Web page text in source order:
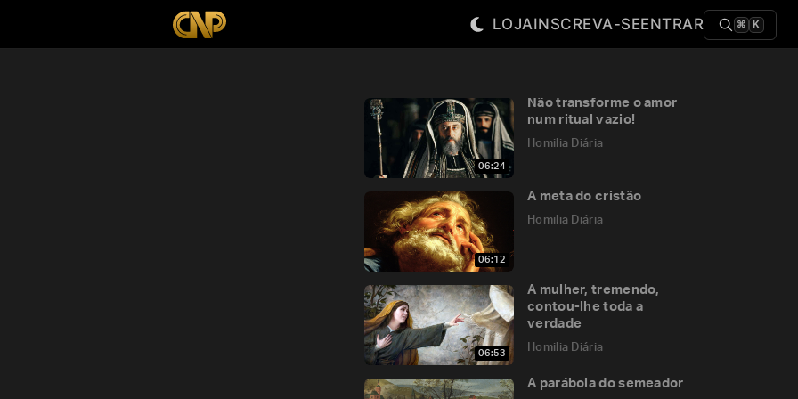
LOJAINSCREVA-SEENTRAR ⌘ K
06:24
Não transforme o amor
num ritual vazio!
Homilia Diária
06:12
A meta do cristão
Homilia Diária
06:53
A mulher, tremendo,
contou-lhe toda a
verdade
Homilia Diária
A parábola do semeador